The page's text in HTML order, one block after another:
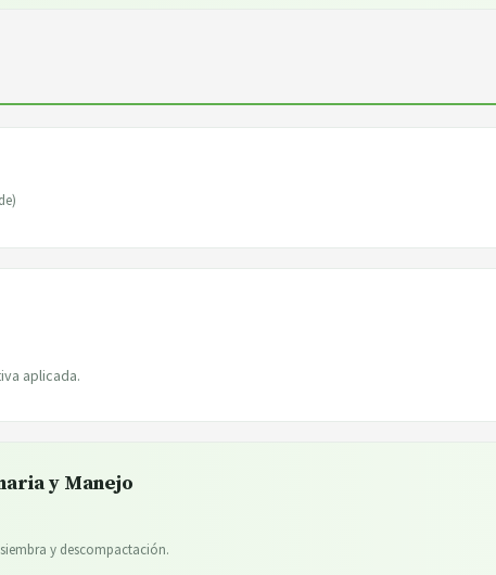
aplicada.
y Manejo
y descompactación.